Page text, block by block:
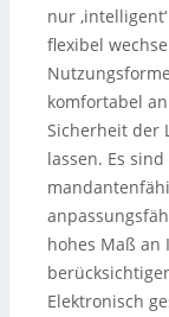
nur
flexibel
komfortabel
Sicherheit der
lassen. Es
hohes Maß
Elektronisch